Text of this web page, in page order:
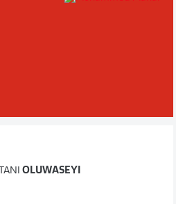
TANI OLUWASEYI